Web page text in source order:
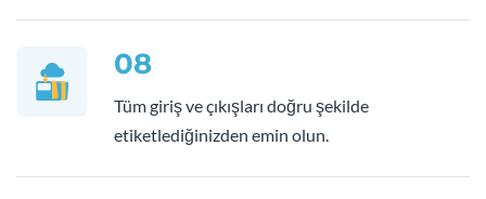
08
Tüm giriş ve çıkışları doğru şekilde
etiketlediğinizden emin olun.